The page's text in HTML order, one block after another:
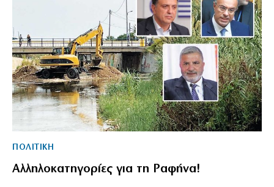
ΠΟΛΙΤΙΚΗ
Αλληλοκατηγορίες για τη Ραφήνα!